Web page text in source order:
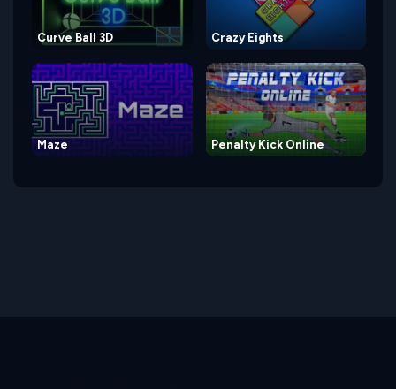
Curve Ball 3D Crazy Eights
Maze Penalty Kick Online